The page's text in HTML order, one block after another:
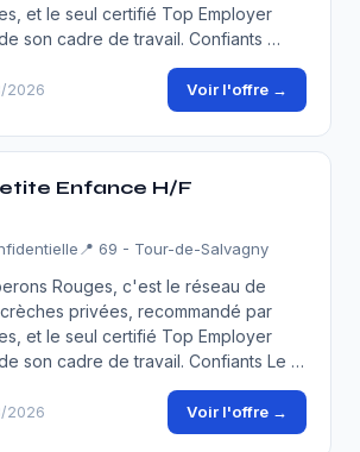
et le seul certifié Top Employer
son cadre de travail. Confiants …
2026 Voir l'offre →
Enfance H/F
📍 69 - Tour-de-Salvagny
Rouges, c'est le réseau de
privées, recommandé par
et le seul certifié Top Employer
son cadre de travail. Confiants Le …
2026 Voir l'offre →